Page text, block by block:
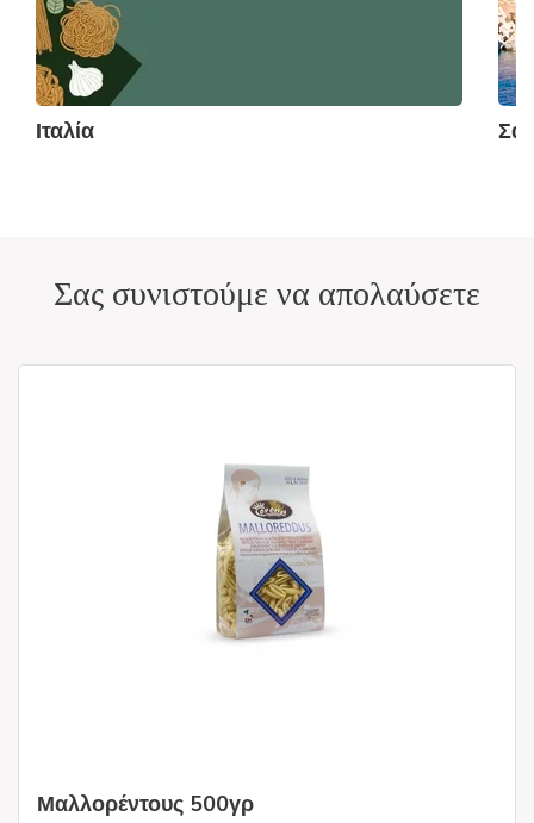
Ιταλία
Σας συνιστούμε να απολαύσετε
Μαλλορέντους 500γρ